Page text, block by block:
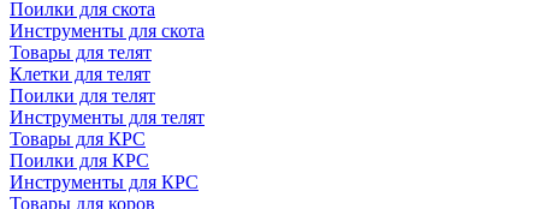
Поилки для скота
Инструменты для скота
Товары для телят
Клетки для телят
Поилки для телят
Инструменты для телят
Товары для КРС
Поилки для КРС
Инструменты для КРС
Товары для коров